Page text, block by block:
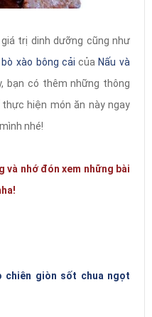
trị dinh dưỡng cũng như
xào bông cải của Nấu và
bạn có thêm những thông
hiện món ăn này ngay
nhé!
và nhớ đón xem những bài
chiên giòn sốt chua ngọt